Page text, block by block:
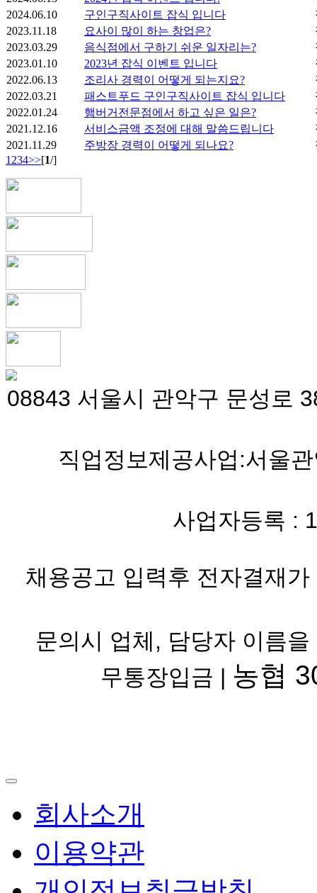
2024.06.10
구인구직사이트 잡식 입니다
2023.11.18
요사이 많이 하는 창업은?
2023.03.29
음식점에서 구하기 쉬운 일자리는?
2023.01.10
2023년 잡식 이벤트 입니다
2022.06.13
조리사 경력이 어떻게 되는지요?
2022.03.21
패스트푸드 구인구직사이트 잡식 입니다
2022.01.24
햄버거전문점에서 하고 싶은 일은?
2021.12.16
서비스금액 조정에 대해 말씀드립니다
2021.11.29
주방장 경력이 어떻게 되나요?
1 234>>[1/]
08843 서울시 관악구 문성로
직업정보제공사업:서울
사업자등록 :
채용공고 입력후 전자결재
문의시 업체, 담당자 이름
무통장입금 | 농협
회사소개
이용약관